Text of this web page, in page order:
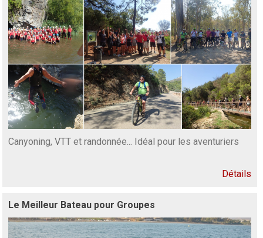
Canyoning, VTT et randonnée... Idéal pour les aventuriers
Détails
Le Meilleur Bateau pour Groupes